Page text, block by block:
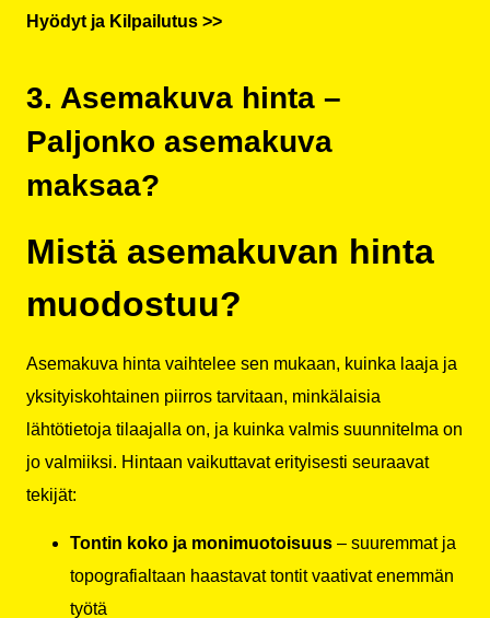
Hyödyt ja Kilpailutus >>
3. Asemakuva hinta –
Paljonko asemakuva
maksaa?
Mistä asemakuvan hinta
muodostuu?
Asemakuva hinta vaihtelee sen mukaan, kuinka laaja ja
yksityiskohtainen piirros tarvitaan, minkälaisia
lähtötietoja tilaajalla on, ja kuinka valmis suunnitelma on
jo valmiiksi. Hintaan vaikuttavat erityisesti seuraavat
tekijät:
Tontin koko ja monimuotoisuus – suuremmat ja
topografialtaan haastavat tontit vaativat enemmän
työtä